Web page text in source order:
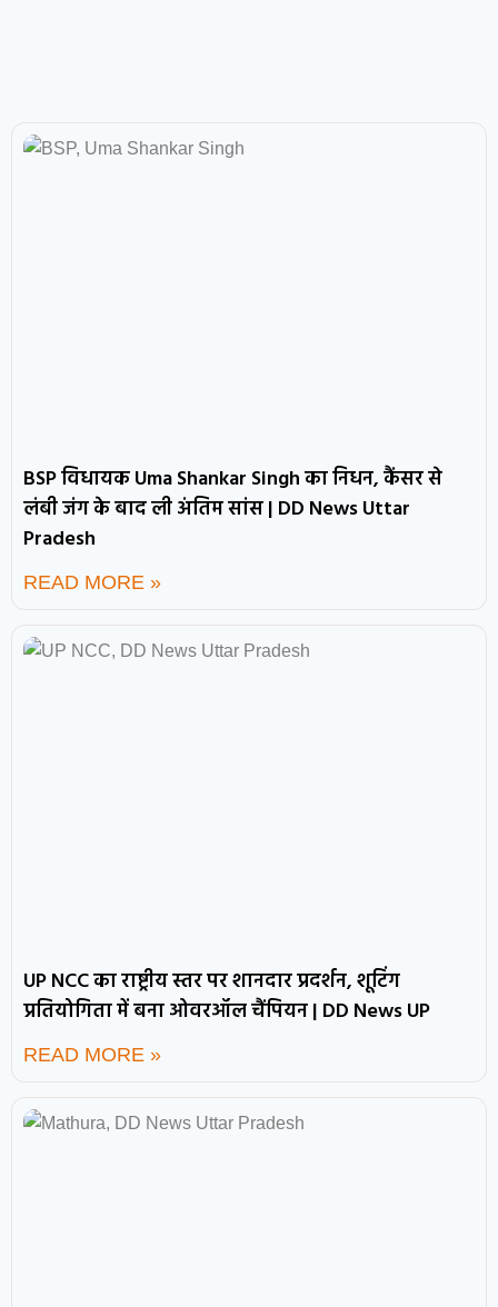
BSP विधायक Uma Shankar Singh का निधन, कैंसर से
लंबी जंग के बाद ली अंतिम सांस | DD News Uttar
Pradesh
READ MORE »
UP NCC का राष्ट्रीय स्तर पर शानदार प्रदर्शन, शूटिंग
प्रतियोगिता में बना ओवरऑल चैंपियन | DD News UP
READ MORE »